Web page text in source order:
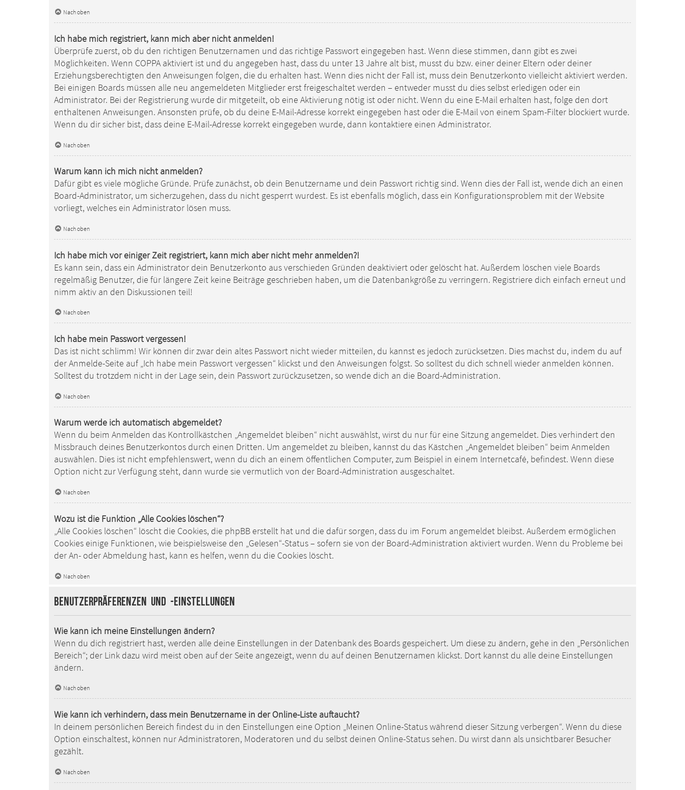
Nach oben
Ich habe mich registriert, kann mich aber nicht anmelden!
Überprüfe zuerst, ob du den richtigen Benutzernamen und das richtige Passwort eingegeben hast. Wenn diese stimmen, dann gibt es zwei
Möglichkeiten. Wenn COPPAaktiviert ist und du angegeben hast, dass du unter 13 Jahre alt bist, musst du bzw. einer deiner Eltern oder deiner
Erziehungsberechtigten den Anweisungen folgen, die du erhalten hast. Wenn dies nicht der Fall ist, muss dein Benutzerkonto vielleicht aktiviert werden.
Bei einigen Boards müssen alle neu angemeldeten Mitglieder erst freigeschaltet werden – entweder musst du dies selbst erledigen oder ein
Administrator. Bei der Registrierung wurde dir mitgeteilt, ob eine Aktivierung nötig ist oder nicht. Wenn du eine E-Mail erhalten hast, folge den dort
enthaltenen Anweisungen. Ansonsten prüfe, ob du deine E-Mail-Adresse korrekt eingegeben hast oder die E-Mail von einem Spam-Filter blockiert wurde.
Wenn du dir sicher bist, dass deine E-Mail-Adresse korrekt eingegeben wurde, dann kontaktiere einen Administrator.
Nach oben
Warum kann ich mich nicht anmelden?
Dafür gibt es viele mögliche Gründe. Prüfe zunächst, ob dein Benutzername und dein Passwort richtig sind. Wenn dies der Fall ist, wende dich an einen
Board-Administrator, um sicherzugehen, dass du nicht gesperrt wurdest. Es ist ebenfalls möglich, dass ein Konfigurationsproblem mit der Website
vorliegt, welches ein Administrator lösen muss.
Nach oben
Ich habe mich vor einiger Zeit registriert, kann mich aber nicht mehr anmelden?!
Es kann sein, dass ein Administrator dein Benutzerkonto aus verschieden Gründen deaktiviert oder gelöscht hat. Außerdem löschen viele Boards
regelmäßig Benutzer, die für längere Zeit keine Beiträge geschrieben haben, um die Datenbankgröße zu verringern. Registriere dich einfach erneut und
nimm aktiv an den Diskussionen teil!
Nach oben
Ich habe mein Passwort vergessen!
Das ist nicht schlimm! Wir können dir zwar dein altes Passwort nicht wieder mitteilen, du kannst es jedoch zurücksetzen. Dies machst du, indem du auf
der Anmelde-Seite auf „Ich habe mein Passwort vergessen“ klickst und den Anweisungen folgst. So solltest du dich schnell wieder anmelden können.
Solltest du trotzdem nicht in der Lage sein, dein Passwort zurückzusetzen, so wende dich an die Board-Administration.
Nach oben
Warum werde ich automatisch abgemeldet?
Wenn du beim Anmelden das Kontrollkästchen „Angemeldet bleiben“ nicht auswählst, wirst du nur für eine Sitzung angemeldet. Dies verhindert den
Missbrauch deines Benutzerkontos durch einen Dritten. Um angemeldet zu bleiben, kannst du das Kästchen „Angemeldet bleiben“ beim Anmelden
auswählen. Dies ist nicht empfehlenswert, wenn du dich an einem öffentlichen Computer, zum Beispiel in einem Internetcafé, befindest. Wenn diese
Option nicht zur Verfügung steht, dann wurde sie vermutlich von der Board-Administration ausgeschaltet.
Nach oben
Wozu ist die Funktion „Alle Cookies löschen“?
„Alle Cookies löschen“ löscht die Cookies, die phpBB erstellt hat und die dafür sorgen, dass du im Forum angemeldet bleibst. Außerdem ermöglichen
Cookies einige Funktionen, wie beispielsweise den „Gelesen“-Status – sofern sie von der Board-Administration aktiviert wurden. Wenn du Probleme bei
der An- oder Abmeldung hast, kann es helfen, wenn du die Cookies löscht.
Nach oben
Benutzerpräferenzen und -einstellungen
Wie kann ich meine Einstellungen ändern?
Wenn du dich registriert hast, werden alle deine Einstellungen in der Datenbank des Boards gespeichert. Um diese zu ändern, gehe in den „Persönlichen
Bereich“; der Link dazu wird meist oben auf der Seite angezeigt, wenn du auf deinen Benutzernamen klickst. Dort kannst du alle deine Einstellungen
ändern.
Nach oben
Wie kann ich verhindern, dass mein Benutzername in der Online-Liste auftaucht?
In deinem persönlichen Bereich findest du in den Einstellungen eine Option „Meinen Online-Status während dieser Sitzung verbergen“. Wenn du diese
Option einschaltest, können nur Administratoren, Moderatoren und du selbst deinen Online-Status sehen. Du wirst dann als unsichtbarer Besucher
gezählt.
Nach oben